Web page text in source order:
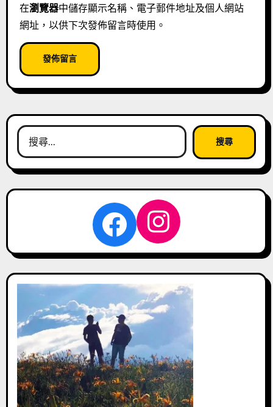
在瀏覽器中儲存顯示名稱、電子郵件地址及個人網站
網址，以供下次發佈留言時使用。
搜
尋
關
Facebook